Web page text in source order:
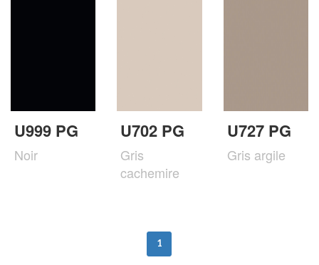
U999 PG
Noir
U702 PG
Gris
cachemire
U727 PG
Gris argile
1